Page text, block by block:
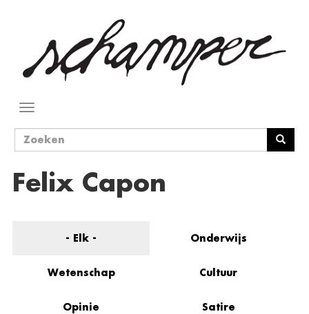
inhoud
Navigatie
Zoekveld
Felix Capon
- Elk - Onderwijs
Wetenschap Cultuur
Opinie Satire